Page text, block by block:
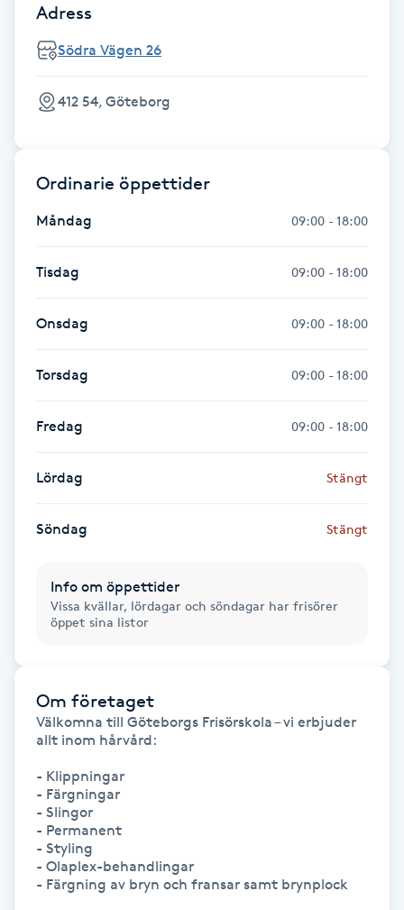
Fotsvamp
Fransfärgning
Fransförlängning
Fransförlängning Megavolym
Fransförlängning Volym
Fransk manikyr
Fransrengöring
Frekvensterapi
Friskvårdsmassage
Frisör
Funktionsanalys
Färgning
Föning
Gel naglar
Adress
Södra Vägen 26
412 54, Göteborg
Ordinarie öppettider
Måndag 09:00 - 18:00
Tisdag 09:00 - 18:00
Onsdag 09:00 - 18:00
Torsdag 09:00 - 18:00
Fredag 09:00 - 18:00
Lördag Stängt
Söndag Stängt
Info om öppettider
Vissa kvällar, lördagar och söndagar har frisörer
öppet sina listor
Om företaget
Välkomna till Göteborgs Frisörskola – vi erbjuder
allt inom hårvård:
- Klippningar
- Färgningar
- Slingor
- Permanent
- Styling
- Olaplex-behandlingar
- Färgning av bryn och fransar samt brynplock